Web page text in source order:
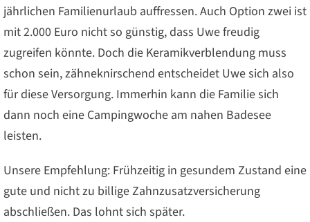
jährlichen Familienurlaub auffressen. Auch Option zwei ist
mit 2.000 Euro nicht so günstig, dass Uwe freudig
zugreifen könnte. Doch die Keramikverblendung muss
schon sein, zähneknirschend entscheidet Uwe sich also
für diese Versorgung. Immerhin kann die Familie sich
dann noch eine Campingwoche am nahen Badesee
leisten.
Unsere Empfehlung: Frühzeitig in gesundem Zustand eine
gute und nicht zu billige Zahnzusatzversicherung
abschließen. Das lohnt sich später.